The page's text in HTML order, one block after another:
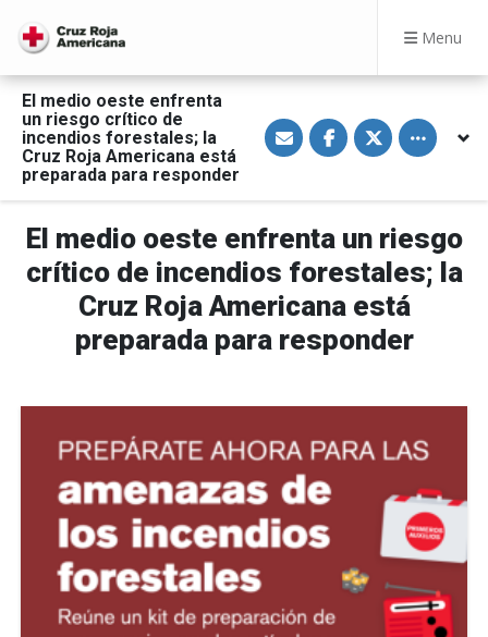
Menu
El medio oeste enfrenta
un riesgo crítico de
incendios forestales; la
Cruz Roja Americana está
preparada para responder
S
h
a
v
a
E
m
a
l
S
h
a
o
F
a
e
o
o
k
S
h
a
o
T
w
t
e
r
Toggle
El medio oeste enfrenta un riesgo
crítico de incendios forestales; la
Cruz Roja Americana está
preparada para responder